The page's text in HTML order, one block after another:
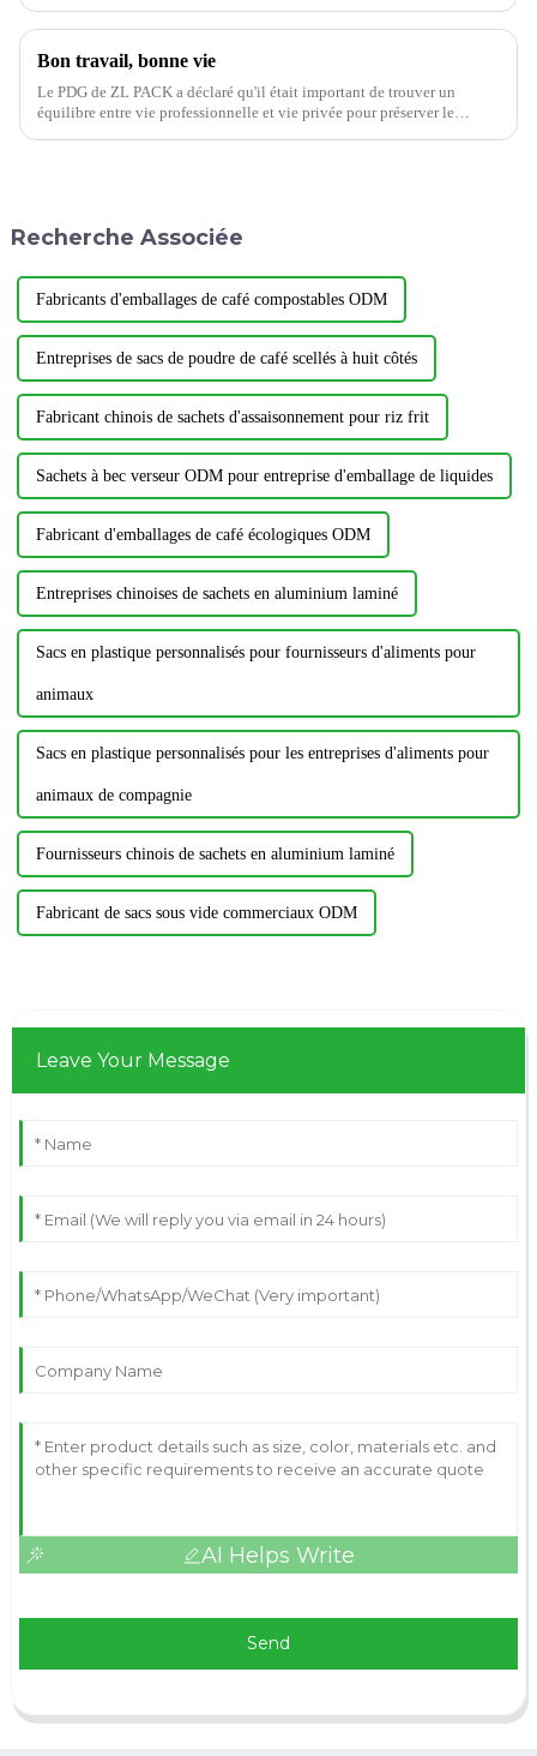
jus de fruits de manière créative.
Bon travail, bonne vie
Le PDG de ZL PACK a déclaré qu'il était important de trouver un
équilibre entre vie professionnelle et vie privée pour préserver le
Recherche Associée
Fabricants d'emballages de café compostables ODM
Entreprises de sacs de poudre de café scellés à huit côtés
Fabricant chinois de sachets d'assaisonnement pour riz frit
Sachets à bec verseur ODM pour entreprise d'emballage de liquides
Fabricant d'emballages de café écologiques ODM
Entreprises chinoises de sachets en aluminium laminé
Sacs en plastique personnalisés pour fournisseurs d'aliments pour
animaux
Sacs en plastique personnalisés pour les entreprises d'aliments pour
animaux de compagnie
Fournisseurs chinois de sachets en aluminium laminé
Fabricant de sacs sous vide commerciaux ODM
Leave Your Message
AI Helps Write
Send